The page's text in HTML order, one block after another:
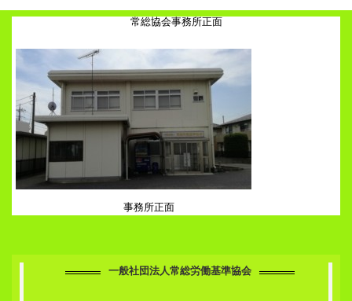
常総協会事務所正面
事務所正面
一般社団法人常総労働基準協会